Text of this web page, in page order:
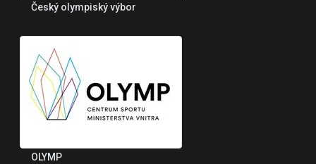
Český olympiský výbor
OLYMP